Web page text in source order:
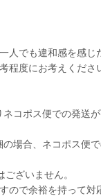
人でも違和感を感じ
程度にお考えくださ
コポス便での発送
場合、ネコポス便
ざいません。
ので余裕を持って対